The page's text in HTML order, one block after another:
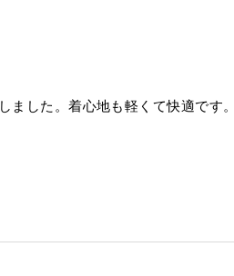
ました。着心地も軽くて快適です